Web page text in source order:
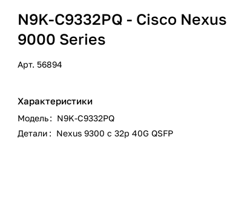
N9K-C9332PQ - Cisco Nexus
9000 Series
Арт. 56894
Характеристики
Модель: N9K-C9332PQ
Детали: Nexus 9300 с 32p 40G QSFP